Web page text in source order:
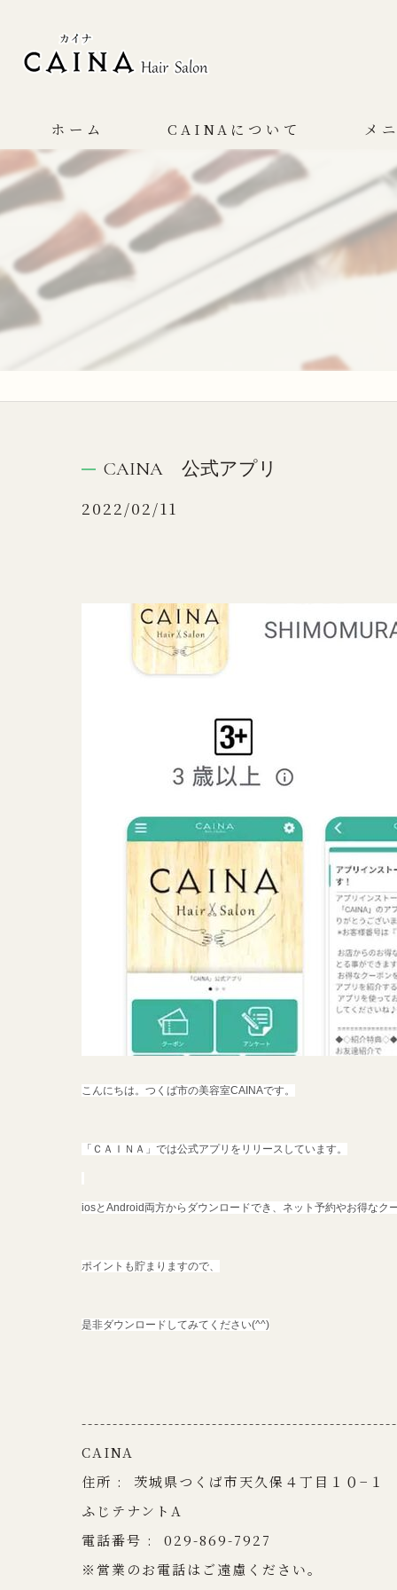
ホーム CAINAについて
コンセプト
サービス
メ
CAINA 公式アプリ
2022/02/11
こんにちは。つくば市の美容室CAINAです。
「ＣＡＩＮＡ」では公式アプリをリリースしています。
iosとAndroid両方からダウンロードでき、ネット予約やお得なク
ポイントも貯まりますので、
是非ダウンロードしてみてください(^^)
CAINA
住所 : 茨城県つくば市天久保４丁目１０−１
ふじテナントA
電話番号 : 029-869-7927
※営業のお電話はご遠慮ください。